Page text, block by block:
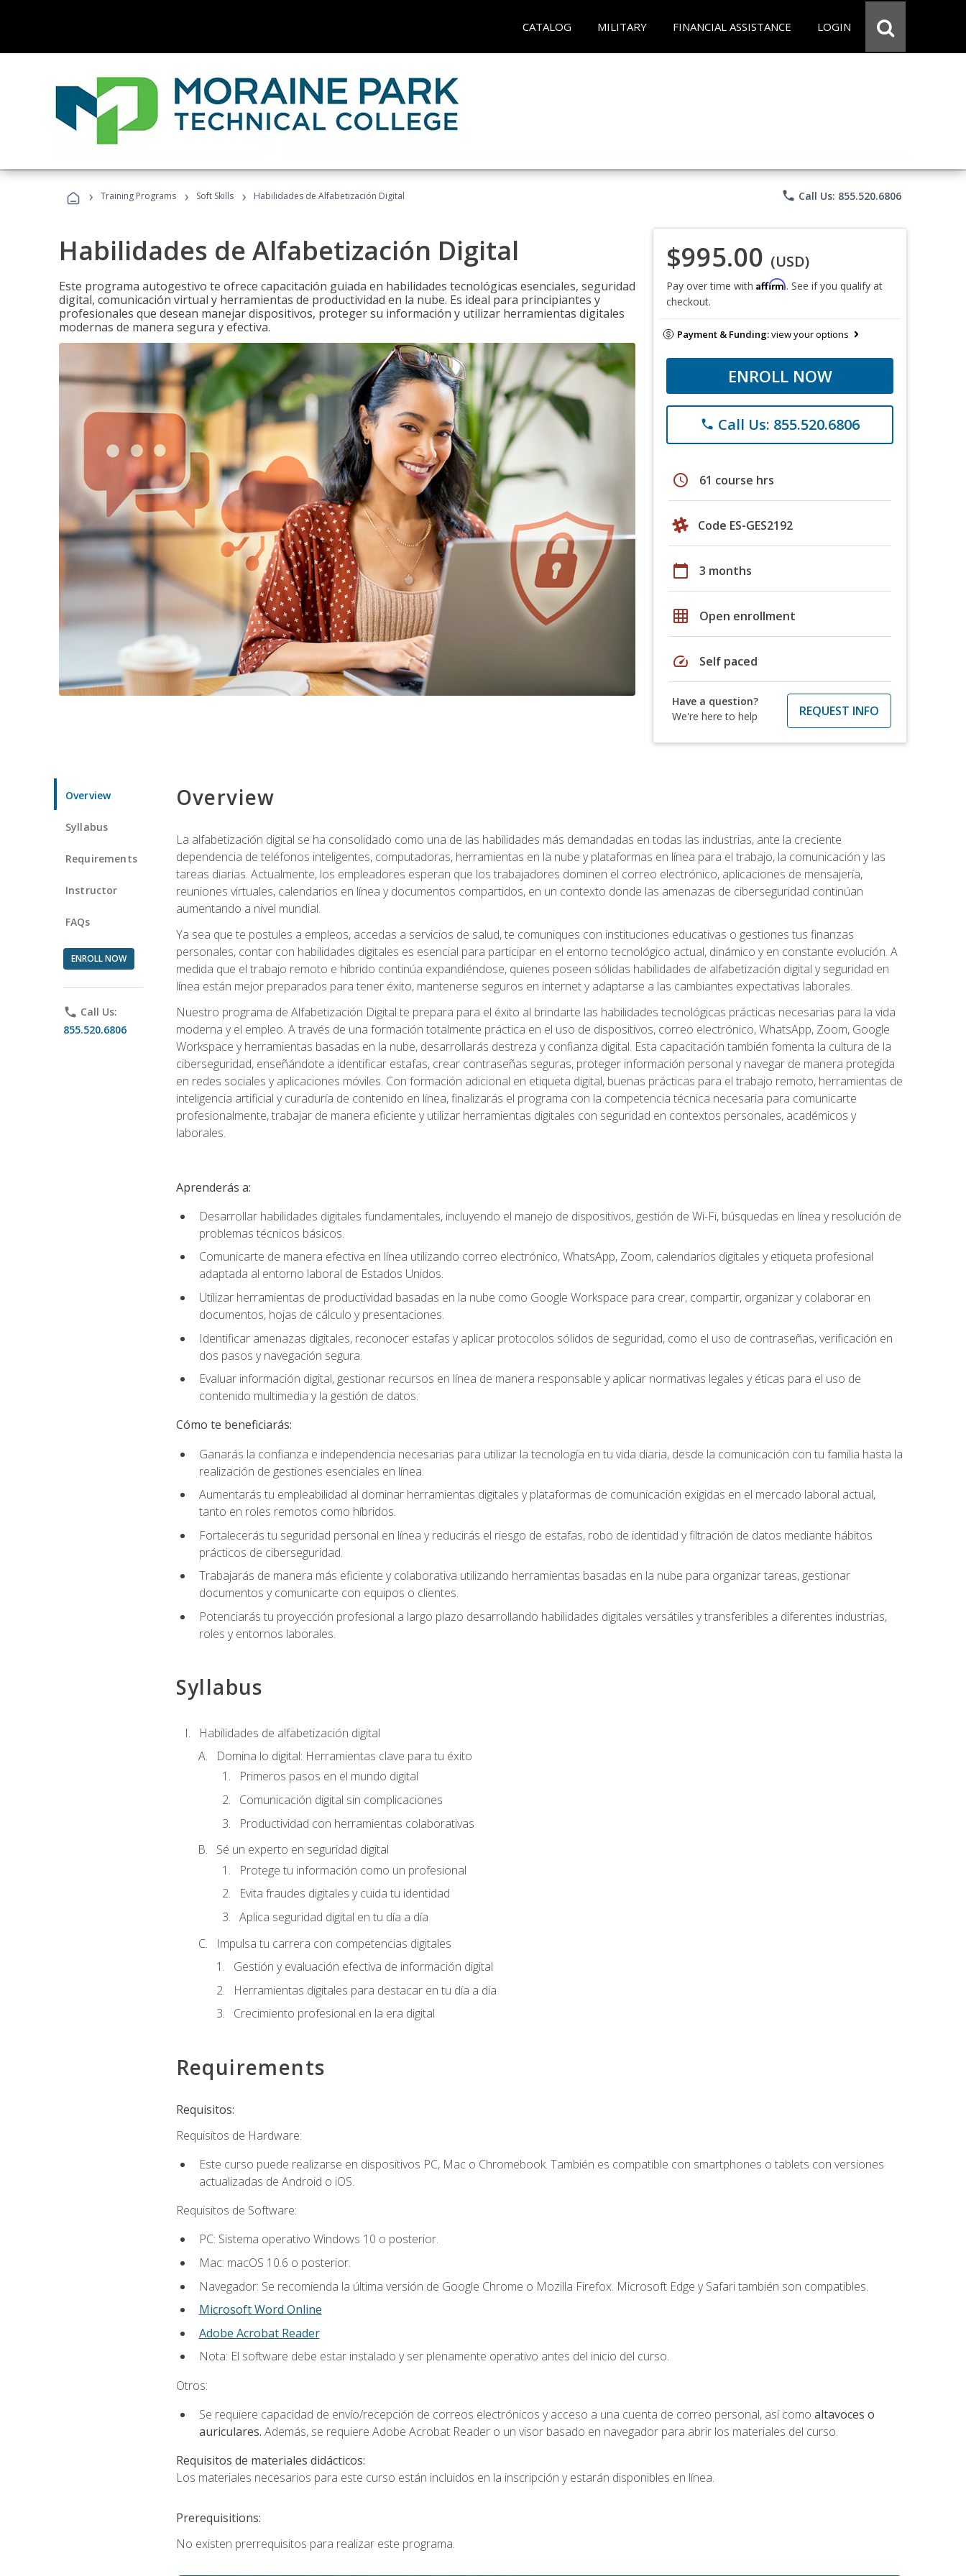
CATALOG MILITARY FINANCIAL ASSISTANCE LOGIN
› Training Programs › Soft Skills › Habilidades de Alfabetización Digital phone Call Us: 855.520.6806
Habilidades de Alfabetización Digital
Este programa autogestivo te ofrece capacitación guiada en habilidades tecnológicas esenciales, seguridad
digital, comunicación virtual y herramientas de productividad en la nube. Es ideal para principiantes y
profesionales que desean manejar dispositivos, proteger su información y utilizar herramientas digitales
modernas de manera segura y efectiva.
$995.00 (USD)
Pay over time with Affirm. See if you qualify at
checkout.
Payment & Funding:view your options
ENROLL NOW
phone Call Us: 855.520.6806
schedule 61 course hrs
Code ES-GES2192
calendar_today 3 months
grid_on Open enrollment
speed Self paced
Have a question?
We're here to help
REQUEST INFO
Overview
Syllabus
Requirements
Instructor
FAQs
ENROLL NOW
phone Call Us:
855.520.6806
Overview
La alfabetización digital se ha consolidado como una de las habilidades más demandadas en todas las industrias, ante la creciente
dependencia de teléfonos inteligentes, computadoras, herramientas en la nube y plataformas en línea para el trabajo, la comunicación y las
tareas diarias. Actualmente, los empleadores esperan que los trabajadores dominen el correo electrónico, aplicaciones de mensajería,
reuniones virtuales, calendarios en línea y documentos compartidos, en un contexto donde las amenazas de ciberseguridad continúan
aumentando a nivel mundial.
Ya sea que te postules a empleos, accedas a servicios de salud, te comuniques con instituciones educativas o gestiones tus finanzas
personales, contar con habilidades digitales es esencial para participar en el entorno tecnológico actual, dinámico y en constante evolución. A
medida que el trabajo remoto e híbrido continúa expandiéndose, quienes poseen sólidas habilidades de alfabetización digital y seguridad en
línea están mejor preparados para tener éxito, mantenerse seguros en internet y adaptarse a las cambiantes expectativas laborales.
Nuestro programa de Alfabetización Digital te prepara para el éxito al brindarte las habilidades tecnológicas prácticas necesarias para la vida
moderna y el empleo. A través de una formación totalmente práctica en el uso de dispositivos, correo electrónico, WhatsApp, Zoom, Google
Workspace y herramientas basadas en la nube, desarrollarás destreza y confianza digital. Esta capacitación también fomenta la cultura de la
ciberseguridad, enseñándote a identificar estafas, crear contraseñas seguras, proteger información personal y navegar de manera protegida
en redes sociales y aplicaciones móviles. Con formación adicional en etiqueta digital, buenas prácticas para el trabajo remoto, herramientas de
inteligencia artificial y curaduría de contenido en línea, finalizarás el programa con la competencia técnica necesaria para comunicarte
profesionalmente, trabajar de manera eficiente y utilizar herramientas digitales con seguridad en contextos personales, académicos y
laborales.
Aprenderás a:
Desarrollar habilidades digitales fundamentales, incluyendo el manejo de dispositivos, gestión de Wi-Fi, búsquedas en línea y resolución de
problemas técnicos básicos.
Comunicarte de manera efectiva en línea utilizando correo electrónico, WhatsApp, Zoom, calendarios digitales y etiqueta profesional
adaptada al entorno laboral de Estados Unidos.
Utilizar herramientas de productividad basadas en la nube como Google Workspace para crear, compartir, organizar y colaborar en
documentos, hojas de cálculo y presentaciones.
Identificar amenazas digitales, reconocer estafas y aplicar protocolos sólidos de seguridad, como el uso de contraseñas, verificación en
dos pasos y navegación segura.
Evaluar información digital, gestionar recursos en línea de manera responsable y aplicar normativas legales y éticas para el uso de
contenido multimedia y la gestión de datos.
Cómo te beneficiarás:
Ganarás la confianza e independencia necesarias para utilizar la tecnología en tu vida diaria, desde la comunicación con tu familia hasta la
realización de gestiones esenciales en línea.
Aumentarás tu empleabilidad al dominar herramientas digitales y plataformas de comunicación exigidas en el mercado laboral actual,
tanto en roles remotos como híbridos.
Fortalecerás tu seguridad personal en línea y reducirás el riesgo de estafas, robo de identidad y filtración de datos mediante hábitos
prácticos de ciberseguridad.
Trabajarás de manera más eficiente y colaborativa utilizando herramientas basadas en la nube para organizar tareas, gestionar
documentos y comunicarte con equipos o clientes.
Potenciarás tu proyección profesional a largo plazo desarrollando habilidades digitales versátiles y transferibles a diferentes industrias,
roles y entornos laborales.
Syllabus
Habilidades de alfabetización digital
Domina lo digital: Herramientas clave para tu éxito
Primeros pasos en el mundo digital
Comunicación digital sin complicaciones
Productividad con herramientas colaborativas
Sé un experto en seguridad digital
Protege tu información como un profesional
Evita fraudes digitales y cuida tu identidad
Aplica seguridad digital en tu día a día
Impulsa tu carrera con competencias digitales
Gestión y evaluación efectiva de información digital
Herramientas digitales para destacar en tu día a día
Crecimiento profesional en la era digital
Requirements
Requisitos:
Requisitos de Hardware:
Este curso puede realizarse en dispositivos PC, Mac o Chromebook. También es compatible con smartphones o tablets con versiones
actualizadas de Android o iOS.
Requisitos de Software:
PC: Sistema operativo Windows 10 o posterior.
Mac: macOS 10.6 o posterior.
Navegador: Se recomienda la última versión de Google Chrome o Mozilla Firefox. Microsoft Edge y Safari también son compatibles.
Microsoft Word Online
Adobe Acrobat Reader
Nota: El software debe estar instalado y ser plenamente operativo antes del inicio del curso.
Otros:
Se requiere capacidad de envío/recepción de correos electrónicos y acceso a una cuenta de correo personal, así como altavoces o
auriculares. Además, se requiere Adobe Acrobat Reader o un visor basado en navegador para abrir los materiales del curso.
Requisitos de materiales didácticos:
Los materiales necesarios para este curso están incluidos en la inscripción y estarán disponibles en línea.
Prerequisitions:
No existen prerrequisitos para realizar este programa.